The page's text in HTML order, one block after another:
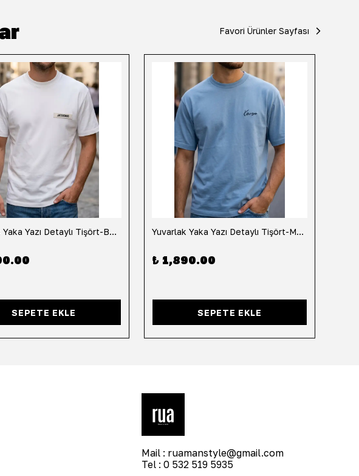
Favori Ürünler Sayfası
Yuvarlak Yaka Yazı Detaylı Tişört-Beyaz
SEPETE EKLE
Yuvarlak Yaka Yazı Detaylı Tişört-Mavi
₺ 1,890.00
SEPETE EKLE
Mail : ruamanstyle@gmail.com
Tel : 0 532 519 5935